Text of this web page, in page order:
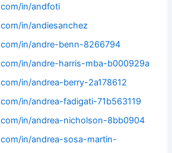
in/andfoti
in/andiesanchez
in/andre-benn-8266794
in/andre-harris-mba-b000929a
in/andrea-berry-2a178612
in/andrea-fadigati-71b563119
in/andrea-nicholson-8bb0904
in/andrea-sosa-martin-